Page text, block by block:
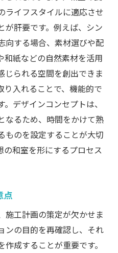
ライフスタイルに適応させ
が肝要です。例えば、シン
向する場合、素材選びや配
和紙などの自然素材を活用
じられる空間を創出できま
り入れることで、機能的で
デザインコンセプトは、
なるため、時間をかけて熟
ものを設定することが大切
の和室を形にするプロセス
点
施工計画の策定が欠かせま
ンの目的を再確認し、それ
成することが重要です。